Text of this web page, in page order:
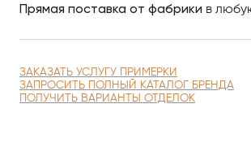
Прямая поставка от фабрики в
ЗАКАЗАТЬ УСЛУГУ ПРИМЕРКИ
ЗАПРОСИТЬ ПОЛНЫЙ КАТАЛОГ БРЕНДА
ПОЛУЧИТЬ ВАРИАНТЫ ОТДЕЛОК